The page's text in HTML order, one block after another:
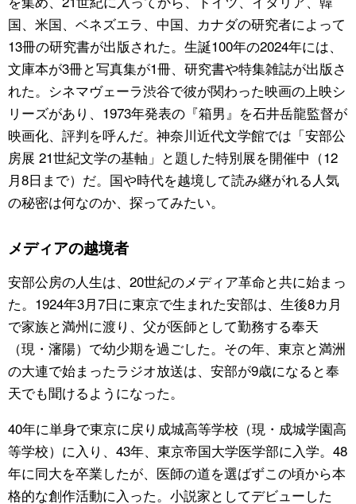
国、米国、ベネズエラ、中国、カナダの研究者によって
13冊の研究書が出版された。生誕100年の2024年には、
文庫本が3冊と写真集が1冊、研究書や特集雑誌が出版さ
れた。シネマヴェーラ渋谷で彼が関わった映画の上映シ
リーズがあり、1973年発表の『箱男』を石井岳龍監督が
映画化、評判を呼んだ。神奈川近代文学館では「安部公
房展 21世紀文学の基軸」と題した特別展を開催中（12
月8日まで）だ。国や時代を越境して読み継がれる人気
の秘密は何なのか、探ってみたい。
メディアの越境者
安部公房の人生は、20世紀のメディア革命と共に始まっ
た。1924年3月7日に東京で生まれた安部は、生後8カ月
で家族と満州に渡り、父が医師として勤務する奉天
（現・瀋陽）で幼少期を過ごした。その年、東京と満洲
の大連で始まったラジオ放送は、安部が9歳になると奉
天でも聞けるようになった。
40年に単身で東京に戻り成城高等学校（現・成城学園高
等学校）に入り、43年、東京帝国大学医学部に入学。48
年に同大を卒業したが、医師の道を選ばずこの頃から本
格的な創作活動に入った。小説家としてデビューした